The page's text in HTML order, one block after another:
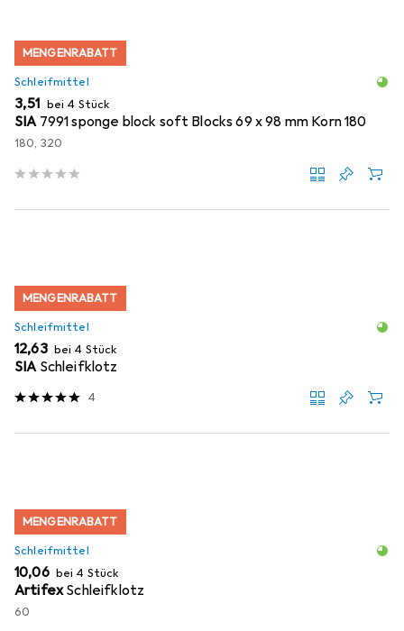
MENGENRABATT
Schleifmittel
EUR
3,51 bei 4 Stück
SIA 7991 sponge block soft Blocks 69 x 98 mm Korn 180
180, 320
MENGENRABATT
Schleifmittel
EUR
12,63 bei 4 Stück
SIA Schleifklotz
4
MENGENRABATT
Schleifmittel
EUR
10,06 bei 4 Stück
ArtifexSchleifklotz
60